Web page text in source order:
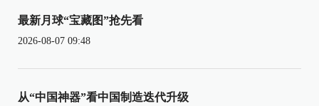
最新月球“宝藏图”抢先看
2026-08-07 09:48
从“中国神器”看中国制造迭代升级